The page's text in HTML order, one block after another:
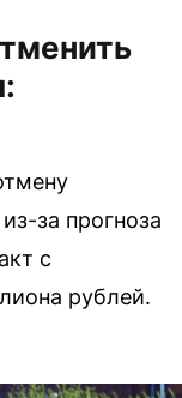
за прогноза
с
рублей.